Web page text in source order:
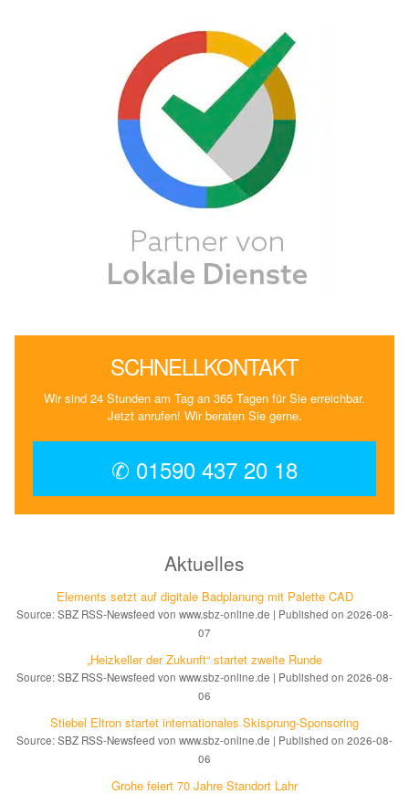
SCHNELLKONTAKT
Wir sind 24 Stunden am Tag an 365 Tagen für Sie erreichbar.
Jetzt anrufen! Wir beraten Sie gerne.
✆ 01590 437 20 18
Aktuelles
Elements setzt auf di­gi­ta­le Bad­pla­nung mit Palette CAD
Source: SBZ RSS-Newsfeed von www.sbz-online.de
Published on 2026-08-
07
„Heizkeller der Zu­kunft“ star­tet zwei­te Run­de
Source: SBZ RSS-Newsfeed von www.sbz-online.de
Published on 2026-08-
06
Stiebel Eltron startet internatio­nales Ski­sprung-Spon­soring
Source: SBZ RSS-Newsfeed von www.sbz-online.de
Published on 2026-08-
06
Grohe feiert 70 Jahre Standort Lahr